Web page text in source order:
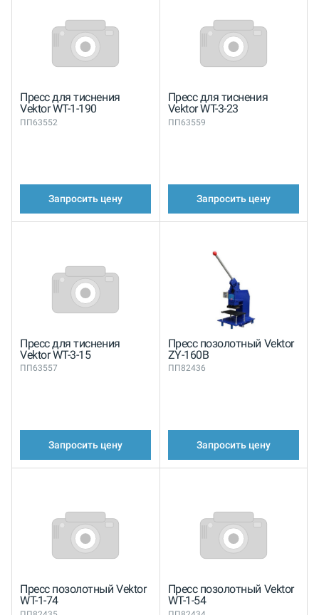
Пресс для тиснения
Vektor WT-1-190
ПП63552
Запросить цену
Пресс для тиснения
Vektor WT-3-23
ПП63559
Запросить цену
Пресс для тиснения
Vektor WT-3-15
ПП63557
Запросить цену
Пресс позолотный Vektor
ZY-160B
ПП82436
Запросить цену
Пресс позолотный Vektor
WT-1-74
Пресс позолотный Vektor
WT-1-54